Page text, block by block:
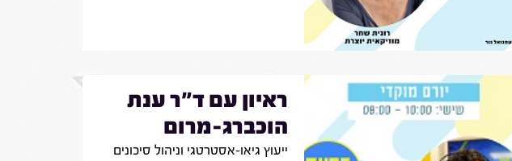
ראיון עם ד"ר ענת
הוכברג-מרום
ייעוץ גיאו-אסטרטגי וניהול סיכונים